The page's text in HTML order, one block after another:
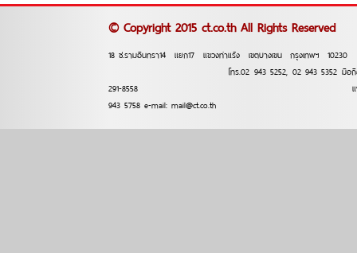
© Copyright 2015 ct.co.th All Rights Reserved
18 ซ.รามอินทรา14 แยก17 แขวงท่าแร้ง เขตบางเขน กรุงเทพฯ
โทร.02 943 5252, 02 943 5352 มือถือ
291-8558 แฟ็กซ์
943 5758 e-mail: mail@ct.co.th